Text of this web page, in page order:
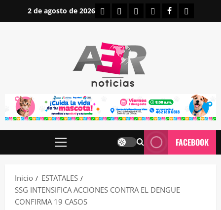
2 de agosto de 2026 INICIOIRAPUATO
ESTATALES
NACIONALES
FACEBOOK
Menú
FACEBOOK
Inicio
ESTATALES
SSG INTENSIFICA ACCIONES CONTRA EL DENGUE
CONFIRMA 19 CASOS